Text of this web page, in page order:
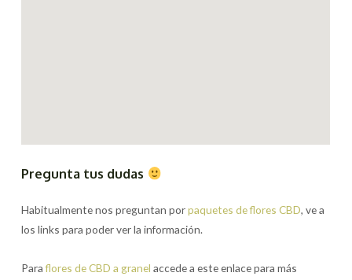
Pregunta tus dudas
Habitualmente nos preguntan porpaquetes de flores CBD, ve a
los links para poder ver la información.
Paraflores de CBD a granel accede a este enlace para más